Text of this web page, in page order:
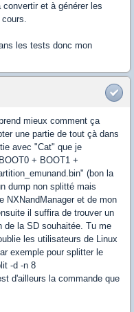
et à générer les
les tests donc mon
mieux comment ça
une partie de tout çà dans
avec "Cat" que je
+ BOOT1 +
(bon la
dump non splitté mais
NXNandManager et de mon
il suffira de trouver un
de la SD souhaitée. Tu me
les utilisateurs de Linux
exemple pour splitter le
-d -n 8
d'ailleurs la commande que